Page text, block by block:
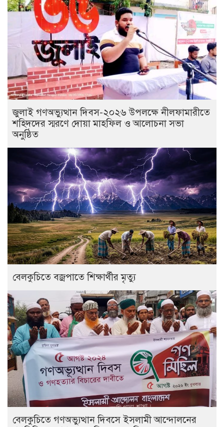
জুলাই গণঅভ্যুত্থান দিবস-২০২৬ উপলক্ষে নীলফামারীতে
শহিদদের স্মরণে দোয়া মাহফিল ও আলোচনা সভা
অনুষ্ঠিত
বেলকুচিতে বজ্রপাতে শিক্ষার্থীর মৃত্যু
বেলকুচিতে গণঅভ্যুত্থান দিবসে ইসলামী আন্দোলনের